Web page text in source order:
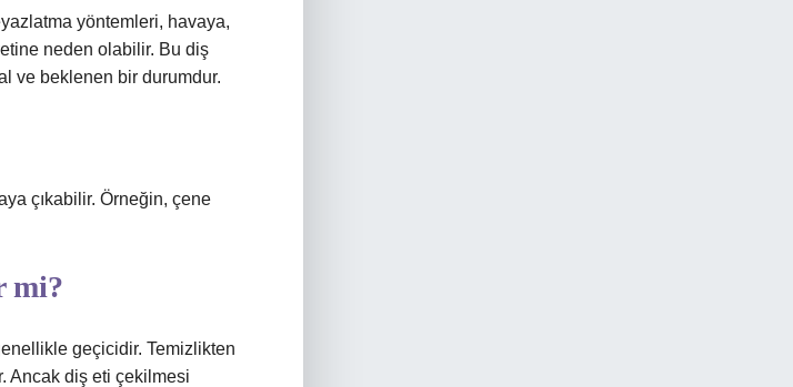
yöntemleri, havaya,
neden olabilir. Bu diş
ve beklenen bir durumdur.
çıkabilir. Örneğin, çene
mi?
geçicidir. Temizlikten
Ancak diş eti çekilmesi